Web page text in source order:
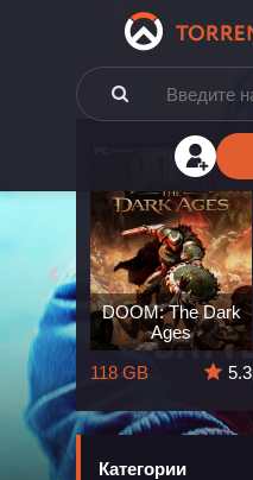
The
5.7
DOOM: The Dark
Ages
118 GB
5.3
Категории